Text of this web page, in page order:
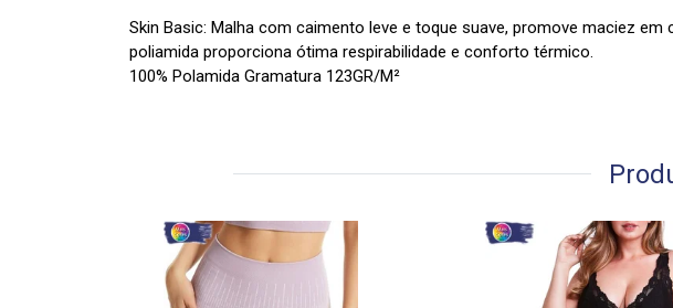
Skin Basic: Malha com caimento leve e toque suave, promove maciez
poliamida proporciona ótima respirabilidade e conforto térmico.
100% Polamida Gramatura 123GR/M²